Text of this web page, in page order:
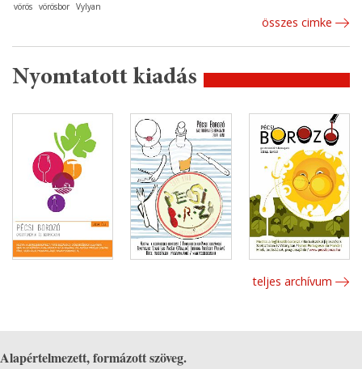
vörös vörösbor Vylyan
összes cimke
Nyomtatott kiadás
teljes archívum
Alapértelmezett, formázott szöveg.